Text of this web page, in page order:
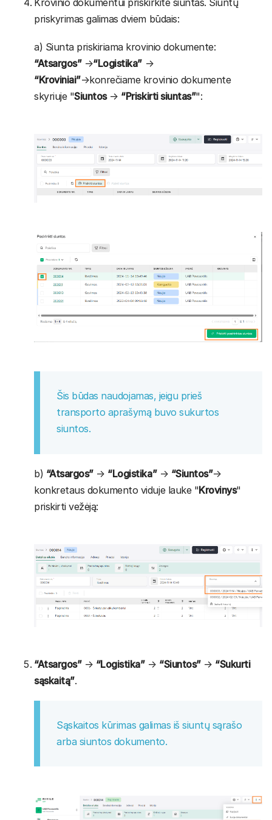
priskyrimas galimas dviem būdais:
a) Siunta priskiriama krovinio dokumente:
“Atsargos”→“Logistika”→
“Kroviniai”→konrečiame krovinio dokumente
skyriuje "Siuntos→ “Priskirti siuntas”":
Šis būdas naudojamas, jeigu prieš
transporto aprašymą buvo sukurtos
siuntos.
b) “Atsargos”→ “Logistika”→ “Siuntos”→
konkretaus dokumento viduje lauke "Krovinys"
priskirti vežėją:
“Atsargos”→ “Logistika”→ “Siuntos”→ “Sukurti
sąskaitą”.
Sąskaitos kūrimas galimas iš siuntų sąrašo
arba siuntos dokumento.